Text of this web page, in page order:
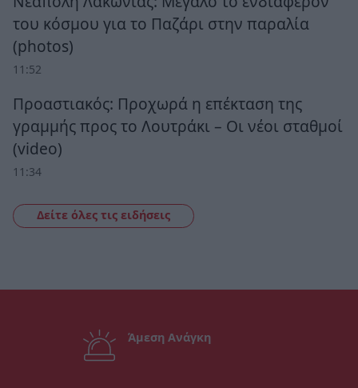
του κόσμου για το Παζάρι στην παραλία
(photos)
11:52
Προαστιακός: Προχωρά η επέκταση της
γραμμής προς το Λουτράκι – Οι νέοι σταθμοί
(video)
11:34
Δείτε όλες τις ειδήσεις
Άμεση Ανάγκη